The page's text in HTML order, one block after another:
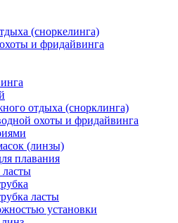
(сноркелинга)
и фридайвинга
отдыха (снорклинга)
охоты и фридайвинга
(линзы)
плавания
ласты
установки